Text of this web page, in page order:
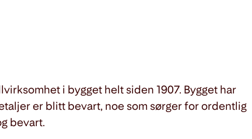
i bygget helt siden 1907. Bygget har
er blitt bevart, noe som sørger for ordentlig
bevart.